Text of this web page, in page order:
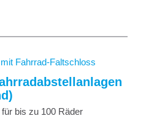
bis zu 100 Räder